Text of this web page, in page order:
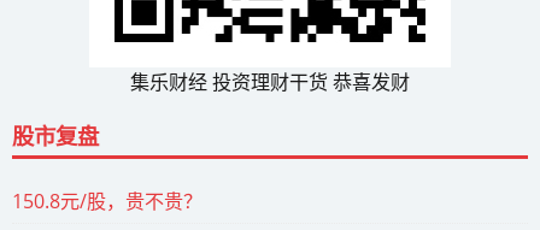
集乐财经 投资理财干货 恭喜发财
股市复盘
150.8元/股，贵不贵？